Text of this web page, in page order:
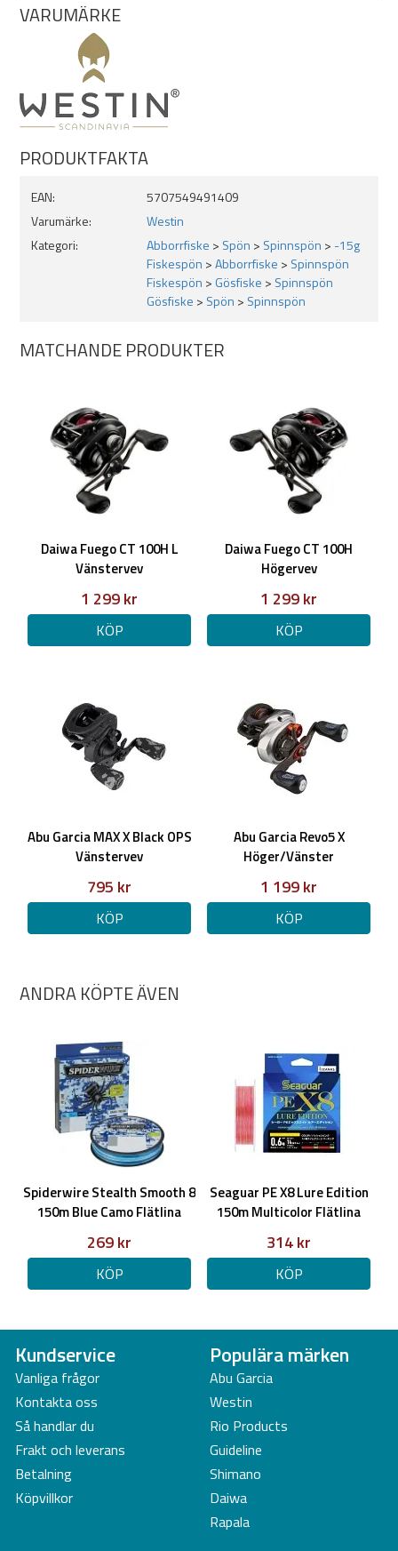
Rullfäste: VFC-2
Ringar: Seaguide® SXQLSG premium
Klinga: 24/30 ton High Performance Carbon
Delat handtag med förstklassig EVA
Krokhållare: Seaguide® Dhook
Specifikationer:
2-delat
Transportlängd: 112cm
Aktion: Fast (snabb toppig)
Power: Medium/Light
VARUMÄRKE
PRODUKTFAKTA
EAN:
5707549491409
Varumärke:
Westin
Kategori:
Abborrfiske > Spön > Spinnspön > -15g
Fiskespön >Abborrfiske > Spinnspön
Fiskespön > Gösfiske > Spinnspön
Gösfiske > Spön > Spinnspön
MATCHANDE PRODUKTER
Daiwa Fuego CT 100H L
Vänstervev
1 299 kr
KÖP
Daiwa Fuego CT 100H
Högervev
1 299 kr
KÖP
Abu Garcia MAX X Black OPS
Vänstervev
795 kr
KÖP
Abu Garcia Revo5 X
Höger/Vänster
1 199 kr
KÖP
ANDRA KÖPTE ÄVEN
Spiderwire Stealth Smooth 8
150m Blue Camo Flätlina
269 kr
KÖP
Seaguar PE X8 Lure Edition
150m Multicolor Flätlina
314 kr
KÖP
Kundservice
Vanliga frågor
Kontakta oss
Så handlar du
Frakt och leverans
Betalning
Köpvillkor
Populära märken
Abu Garcia
Westin
Rio Products
Guideline
Shimano
Daiwa
Rapala